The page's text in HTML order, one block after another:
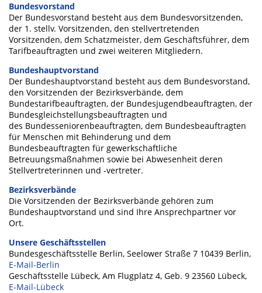
Bundesvorstand
Der Bundesvorstand besteht aus dem Bundesvorsitzenden,
der 1. stellv. Vorsitzenden, den stellvertretenden
Vorsitzenden, dem Schatzmeister, dem Geschäftsführer, dem
Tarifbeauftragten und zwei weiteren Mitgliedern.
Bundeshauptvorstand
Der Bundeshauptvorstand besteht aus dem Bundesvorstand,
den Vorsitzenden der Bezirksverbände, dem
Bundestarifbeauftragten, der Bundesjugendbeauftragten, der
Bundesgleichstellungsbeauftragten und
des Bundesseniorenbeauftragten, dem Bundesbeauftragten
für Menschen mit Behinderung und dem
Bundesbeauftragten für gewerkschaftliche
Betreuungsmaßnahmen sowie bei Abwesenheit deren
Stellvertreterinnen und -vertreter.
Bezirksverbände
Die Vorsitzenden der Bezirksverbände gehören zum
Bundeshauptvorstand und sind Ihre Ansprechpartner vor
Ort.
Unsere Geschäftsstellen
Bundesgeschäftsstelle Berlin, Seelower Straße 7 10439 Berlin,
E-Mail-Berlin
Geschäftsstelle Lübeck, Am Flugplatz 4, Geb. 9 23560 Lübeck,
E-Mail-Lübeck